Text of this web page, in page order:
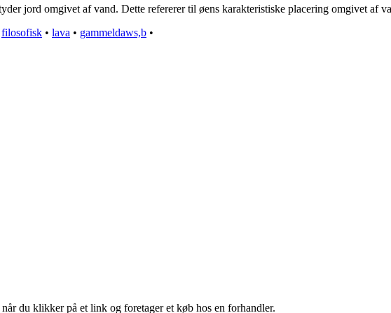
jord omgivet af vand. Dette refererer til øens karakteristiske placering omgivet af
filosofisk • lava • gammeldaws,b •
du klikker på et link og foretager et køb hos en forhandler.